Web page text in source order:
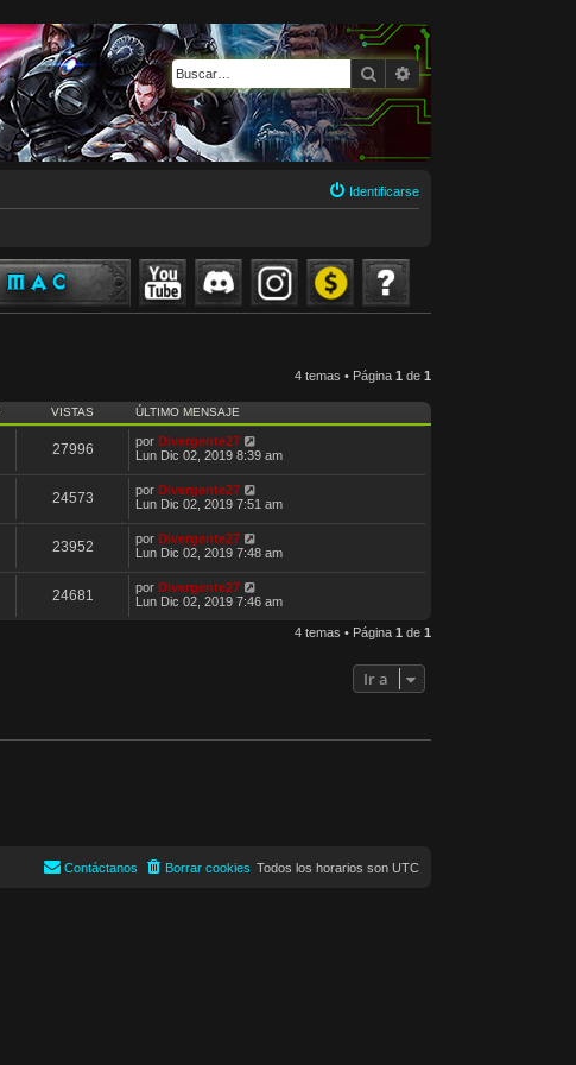
BuscarBúsqueda avanzada
Identificarse
4 temas • Página 1 de 1
VISTAS ÚLTIMO MENSAJE
27996 por Divergente27
Lun Dic 02, 2019 8:39 am
24573 por Divergente27
Lun Dic 02, 2019 7:51 am
23952 por Divergente27
Lun Dic 02, 2019 7:48 am
24681 por Divergente27
Lun Dic 02, 2019 7:46 am
4 temas • Página 1 de 1
Ir a
Todos los horarios son UTC
Borrar cookies
Contáctanos